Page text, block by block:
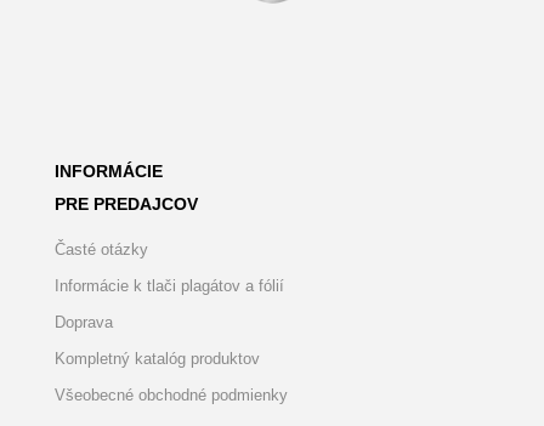
INFORMÁCIE
PRE PREDAJCOV
Časté otázky
Informácie k tlači plagátov a fólií
Doprava
Kompletný katalóg produktov
Všeobecné obchodné podmienky